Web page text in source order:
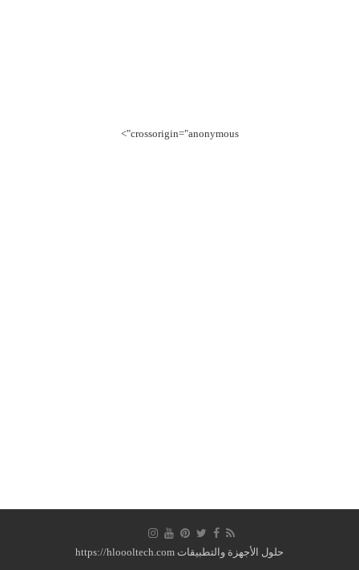
crossorigin="anonymous">
حلول الأجهزة والتطبيقات https://hloooltech.com